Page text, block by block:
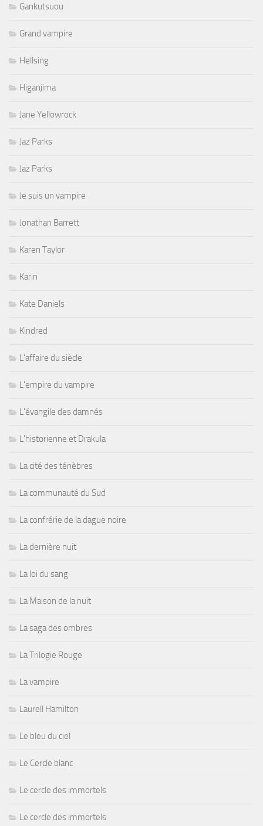
Gankutsuou
Grand vampire
Hellsing
Higanjima
Jane Yellowrock
Jaz Parks
Jaz Parks
Je suis un vampire
Jonathan Barrett
Karen Taylor
Karin
Kate Daniels
Kindred
L'affaire du siècle
L'empire du vampire
L'évangile des damnés
L'historienne et Drakula
La cité des ténèbres
La communauté du Sud
La confrérie de la dague noire
La dernière nuit
La loi du sang
La Maison de la nuit
La saga des ombres
La Trilogie Rouge
La vampire
Laurell Hamilton
Le bleu du ciel
Le Cercle blanc
Le cercle des immortels
Le cercle des immortels